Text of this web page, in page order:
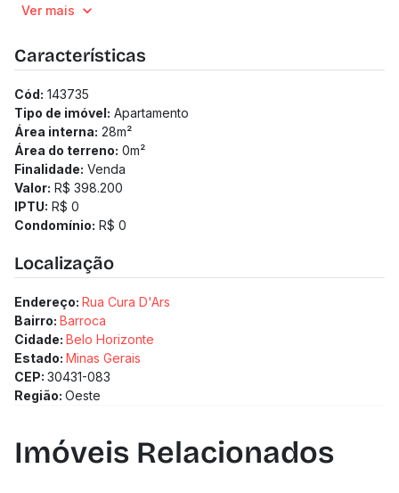
eclusa, bicicletário, lavanderia, mini mercado.
Ver mais
Características
Cód: 143735
Tipo de imóvel: Apartamento
Área interna: 28m²
Área do terreno: 0m²
Finalidade: Venda
Valor: R$ 398.200
IPTU: R$ 0
Condomínio: R$ 0
Localização
Endereço: Rua Cura D'Ars
Bairro: Barroca
Cidade: Belo Horizonte
Estado: Minas Gerais
CEP: 30431-083
Região: Oeste
Imóveis Relacionados